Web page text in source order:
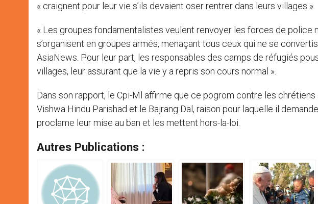
« craignent pour leur vie s’ils devaient oser rentrer dans leurs villages ».
« Les groupes fondamentalistes veulent renvoyer les forces de police
s’organisent en groupes armés, menaçant tous ceux qui ne se
AsiaNews. Pour leur part, les responsables des camps de réfugiés
villages, leur assurant que la vie y a repris son cours normal ».
Dans son rapport, le Cpi-Ml affirme que ce pogrom contre les
Vishwa Hindu Parishad et le Bajrang Dal, raison pour laquelle il
proclame leur mise au ban et les mettent hors-la-loi.
Autres Publications :